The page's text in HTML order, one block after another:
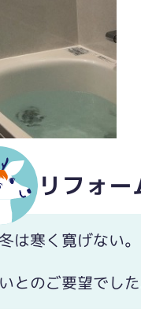
リフォ
は寒く寛げない。
とのご要望でした